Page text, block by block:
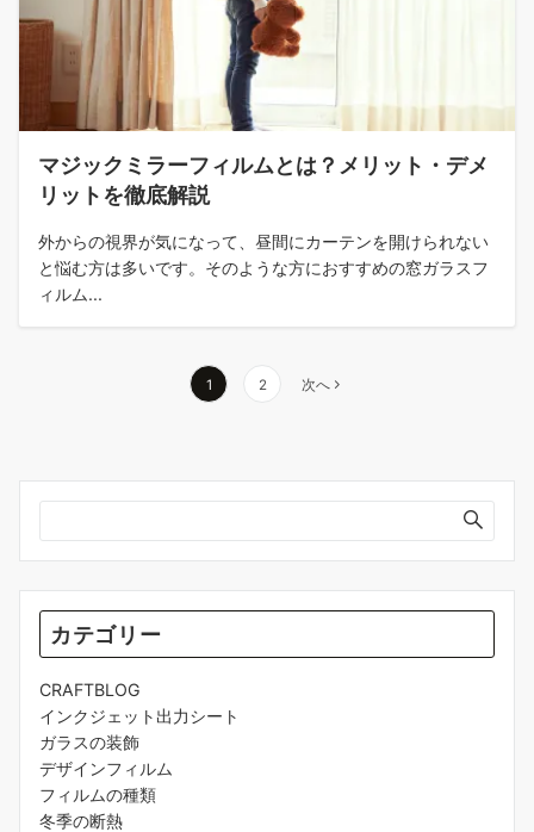
マジックミラーフィルムとは？メリット・デメ
リットを徹底解説
外からの視界が気になって、昼間にカーテンを開けられない
と悩む方は多いです。そのような方におすすめの窓ガラスフ
ィルム...
送
り
1 2 次へ
カテゴリー
CRAFTBLOG
インクジェット出力シート
ガラスの装飾
デザインフィルム
フィルムの種類
冬季の断熱